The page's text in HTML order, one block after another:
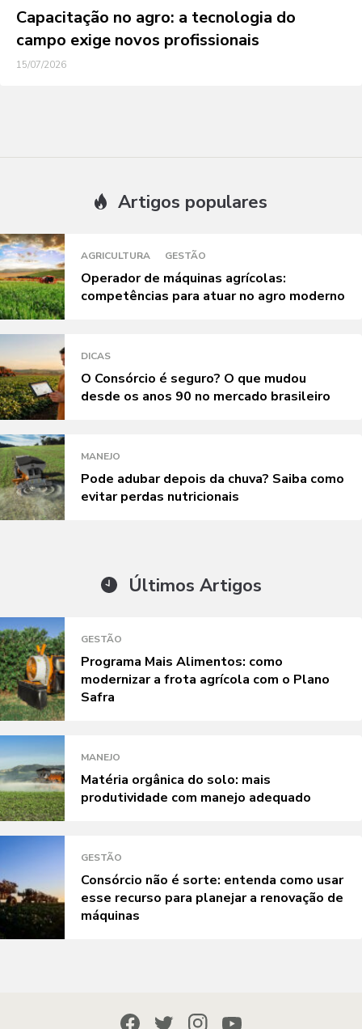
Capacitação no agro: a tecnologia do
campo exige novos profissionais
15/07/2026
Artigos populares
AGRICULTURA GESTÃO
Operador de máquinas agrícolas:
competências para atuar no agro moderno
DICAS
O Consórcio é seguro? O que mudou
desde os anos 90 no mercado brasileiro
MANEJO
Pode adubar depois da chuva? Saiba como
evitar perdas nutricionais
Últimos Artigos
GESTÃO
Programa Mais Alimentos: como
modernizar a frota agrícola com o Plano
Safra
MANEJO
Matéria orgânica do solo: mais
produtividade com manejo adequado
GESTÃO
Consórcio não é sorte: entenda como usar
esse recurso para planejar a renovação de
máquinas